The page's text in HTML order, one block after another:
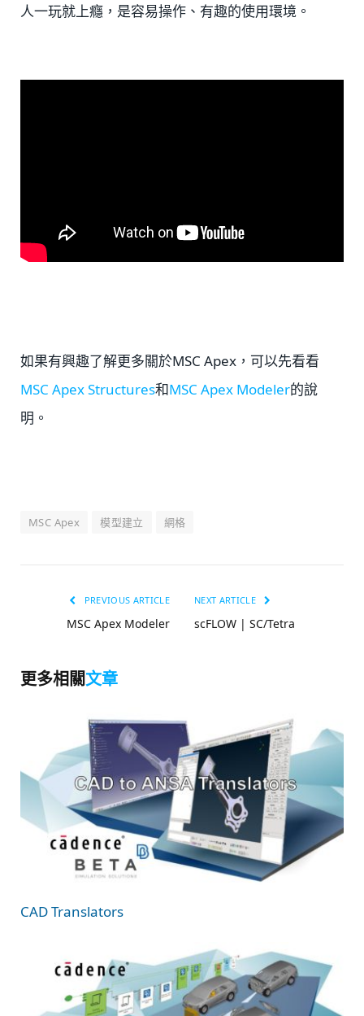
人一玩就上癮，是容易操作、有趣的使用環境。
如果有興趣了解更多關於MSC Apex，可以先看看
MSC Apex Structures和MSC Apex Modeler的說
明。
MSC Apex 模型建立 網格
PREVIOUS ARTICLE
MSC Apex Modeler
NEXT ARTICLE
scFLOW | SC/Tetra
更多相關文章
CAD Translators